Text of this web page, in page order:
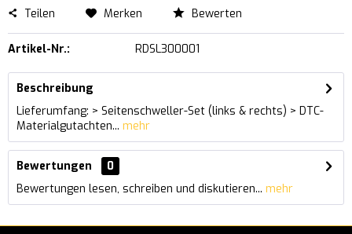
Teilen Merken Bewerten
Artikel-Nr.: RDSL300001
Beschreibung
Lieferumfang: > Seitenschweller-Set (links & rechts) > DTC-
Materialgutachten... mehr
Bewertungen
0
Bewertungen lesen, schreiben und diskutieren... mehr